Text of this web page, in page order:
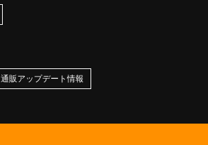
通販アップデート情報